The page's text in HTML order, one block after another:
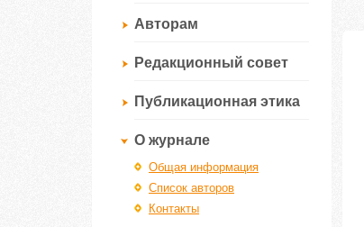
Авторам
Редакционный совет
Публикационная этика
О журнале
Общая информация
Список авторов
Контакты